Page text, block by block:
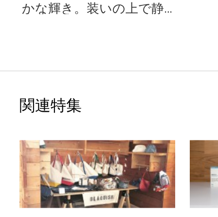
かな輝き。装いの上で静か
関連特集